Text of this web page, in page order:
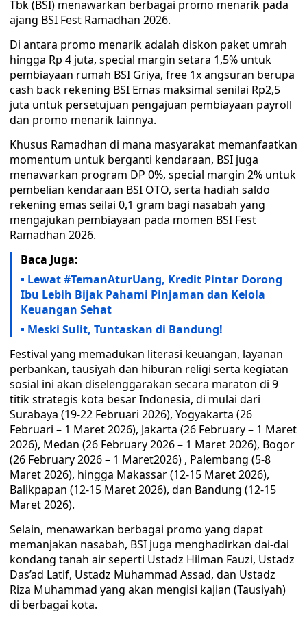
Tbk (BSI) menawarkan berbagai promo menarik pada
ajang BSI Fest Ramadhan 2026.
Di antara promo menarik adalah diskon paket umrah
hingga Rp 4 juta, special margin setara 1,5% untuk
pembiayaan rumah BSI Griya, free 1x angsuran berupa
cash back rekening BSI Emas maksimal senilai Rp2,5
juta untuk persetujuan pengajuan pembiayaan payroll
dan promo menarik lainnya.
Khusus Ramadhan di mana masyarakat memanfaatkan
momentum untuk berganti kendaraan, BSI juga
menawarkan program DP 0%, special margin 2% untuk
pembelian kendaraan BSI OTO, serta hadiah saldo
rekening emas seilai 0,1 gram bagi nasabah yang
mengajukan pembiayaan pada momen BSI Fest
Ramadhan 2026.
Baca Juga:
Lewat #TemanAturUang, Kredit Pintar Dorong
Ibu Lebih Bijak Pahami Pinjaman dan Kelola
Keuangan Sehat
Meski Sulit, Tuntaskan di Bandung!
Festival yang memadukan literasi keuangan, layanan
perbankan, tausiyah dan hiburan religi serta kegiatan
sosial ini akan diselenggarakan secara maraton di 9
titik strategis kota besar Indonesia, di mulai dari
Surabaya (19-22 Februari 2026), Yogyakarta (26
Februari – 1 Maret 2026), Jakarta (26 February – 1 Maret
2026), Medan (26 February 2026 – 1 Maret 2026), Bogor
(26 February 2026 – 1 Maret2026) , Palembang (5-8
Maret 2026), hingga Makassar (12-15 Maret 2026),
Balikpapan (12-15 Maret 2026), dan Bandung (12-15
Maret 2026).
Selain, menawarkan berbagai promo yang dapat
memanjakan nasabah, BSI juga menghadirkan dai-dai
kondang tanah air seperti Ustadz Hilman Fauzi, Ustadz
Das’ad Latif, Ustadz Muhammad Assad, dan Ustadz
Riza Muhammad yang akan mengisi kajian (Tausiyah)
di berbagai kota.